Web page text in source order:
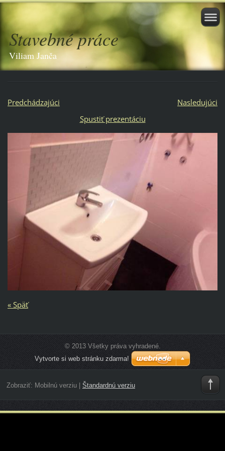
Stavebné práce
Viliam Janča
Predchádzajúci
Nasledujúci
Spustiť prezentáciu
« Späť
© 2013 Všetky práva vyhradené.
Vytvorte si web stránku zdarma!
Zobraziť: Mobilnú verziu| Štandardnú verziu